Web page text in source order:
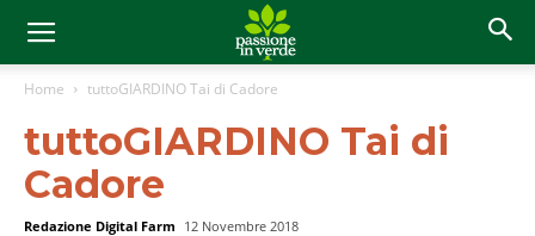
Home tuttoGIARDINO Tai di Cadore
tuttoGIARDINO Tai di
Cadore
Redazione Digital Farm 12 Novembre 2018